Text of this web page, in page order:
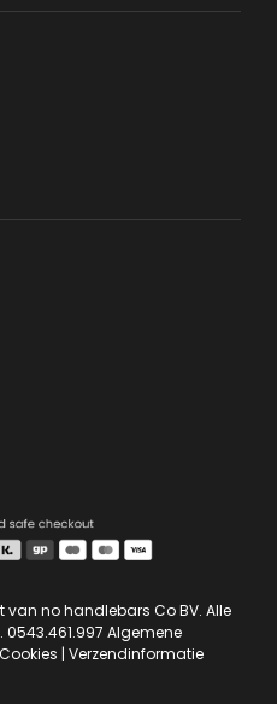
van no handlebars Co BV. Alle
Algemene
Cookies | Verzendinformatie